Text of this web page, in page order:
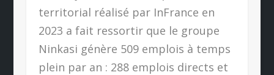
territorial réalisé par InFrance en
2023 a fait ressortir que le groupe
Ninkasi génère 509 emplois à temps
plein par an : 288 emplois directs et